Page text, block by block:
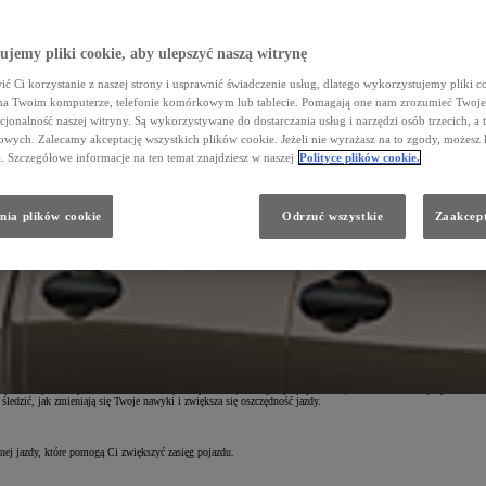
jak nawigacja wykorzystująca dane w chmurze czy inteligentny asystent głosowy. Po wykupieniu
informacjami o ruchu drogowym i miejscami POI.
go uruchomić, wystarczy powiedzieć: „Hej, Toyota”.
pozyskane z czujników żyroskopowych i przeciążeniowych, liczbę pokonanych kilometrów oraz
z ich dokładnym czasem i lokalizacją.
takie jak czas jazdy w trybie EV, a także poznasz ocenę swojej jazdy.
w trybie EV oraz kluczowych wydarzeń (takich jak przyspieszanie, hamowanie i utrzymywanie
jak zmieniają się Twoje nawyki i zwiększa się oszczędność jazdy.
jazdy, które pomogą Ci zwiększyć zasięg pojazdu.
pliki cookie, aby ulepszyć naszą witrynę
Ci korzystanie z naszej strony i usprawnić świadczenie usług, dlatego wykorzystujemy pliki
Twoim komputerze, telefonie komórkowym lub tablecie. Pomagają one nam zrozumieć
naszej witryny. Są wykorzystywane do dostarczania usług i narzędzi osób trzecich, a
Zalecamy akceptację wszystkich plików cookie. Jeżeli nie wyrażasz na to zgody, możesz
Szczegółowe informacje na ten temat znajdziesz w naszej Polityce plików cookie.
plików cookie Odrzuć wszystkie